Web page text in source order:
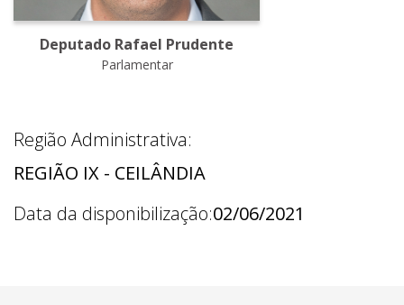
Deputado Rafael Prudente
Parlamentar
Região Administrativa:
REGIÃO IX - CEILÂNDIA
Data da disponibilização:02/06/2021